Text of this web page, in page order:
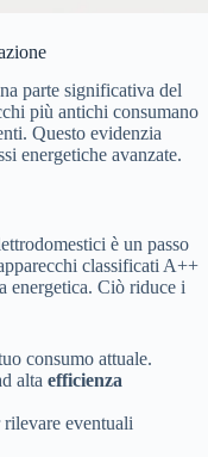
parte significativa del
più antichi consumano
Questo evidenzia
energetiche avanzate.
è un passo
classificati A++
energetica. Ciò riduce i
consumo attuale.
alta efficienza
eventuali